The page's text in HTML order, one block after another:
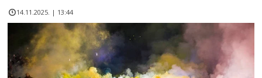
14.11.2025. | 13:44